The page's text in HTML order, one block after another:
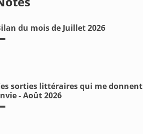
du mois de Juillet 2026
sorties littéraires qui me donnent
- Août 2026